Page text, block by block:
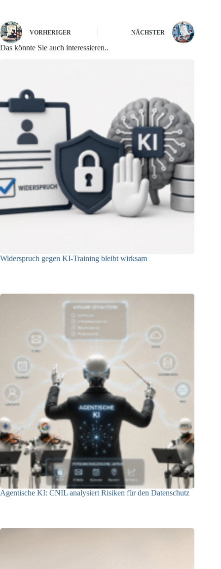
VORHERIGER NÄCHSTER
Das könnte Sie auch interessieren..
Widerspruch gegen KI-Training bleibt wirksam
Agentische KI: CNIL analysiert Risiken für den Datenschutz